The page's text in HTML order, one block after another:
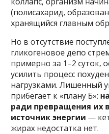
(полисахарид,
хранящийся главным
Но в отсутствие
гликогеновое депо
примерно за 1–2 суток,
усилить процесс
нагрузками. Лишенный
прибегает к «плану Б»:
ради превращения их
источник энергии —
жирах недостатка нет.